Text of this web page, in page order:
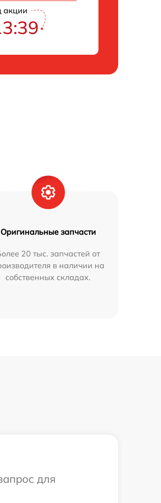
акции
Оригинальные запчасти
20 тыс. запчастей от
в наличии на
собственных складах.
для